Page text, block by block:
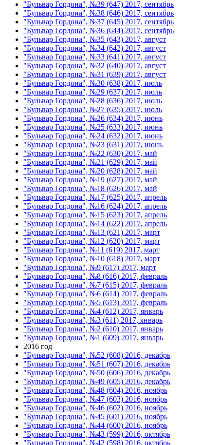
"Бульвар Гордона", №39 (647) 2017, сентябрь
"Бульвар Гордона", №38 (646) 2017, сентябрь
"Бульвар Гордона", №37 (645) 2017, сентябрь
"Бульвар Гордона", №36 (644) 2017, сентябрь
"Бульвар Гордона", №35 (643) 2017, август
"Бульвар Гордона", №34 (642) 2017, август
"Бульвар Гордона", №33 (641) 2017, август
"Бульвар Гордона", №32 (640) 2017, август
"Бульвар Гордона", №31 (639) 2017, август
"Бульвар Гордона", №30 (638) 2017, июль
"Бульвар Гордона", №29 (637) 2017, июль
"Бульвар Гордона", №28 (636) 2017, июль
"Бульвар Гордона", №27 (635) 2017, июль
"Бульвар Гордона", №26 (634) 2017, июнь
"Бульвар Гордона", №25 (633) 2017, июнь
"Бульвар Гордона", №24 (632) 2017, июнь
"Бульвар Гордона", №23 (631) 2017, июнь
"Бульвар Гордона", №22 (630) 2017, май
"Бульвар Гордона", №21 (629) 2017, май
"Бульвар Гордона", №20 (628) 2017, май
"Бульвар Гордона", №19 (627) 2017, май
"Бульвар Гордона", №18 (626) 2017, май
"Бульвар Гордона", №17 (625) 2017, апрель
"Бульвар Гордона", №16 (624) 2017, апрель
"Бульвар Гордона", №15 (623) 2017, апрель
"Бульвар Гордона", №14 (622) 2017, апрель
"Бульвар Гордона", №13 (621) 2017, март
"Бульвар Гордона", №12 (620) 2017, март
"Бульвар Гордона", №11 (619) 2017, март
"Бульвар Гордона", №10 (618) 2017, март
"Бульвар Гордона", №9 (617) 2017, март
"Бульвар Гордона", №8 (616) 2017, февраль
"Бульвар Гордона", №7 (615) 2017, февраль
"Бульвар Гордона", №6 (614) 2017, февраль
"Бульвар Гордона", №5 (613) 2017, февраль
"Бульвар Гордона", №4 (612) 2017, январь
"Бульвар Гордона", №3 (611) 2017, январь
"Бульвар Гордона", №2 (610) 2017, январь
"Бульвар Гордона", №1 (609) 2017, январь
2016 год
"Бульвар Гордона", №52 (608) 2016, декабрь
"Бульвар Гордона", №51 (607) 2016, декабрь
"Бульвар Гордона", №50 (606) 2016, декабрь
"Бульвар Гордона", №49 (605) 2016, декабрь
"Бульвар Гордона", №48 (604) 2016, ноябрь
"Бульвар Гордона", №47 (603) 2016, ноябрь
"Бульвар Гордона", №46 (602) 2016, ноябрь
"Бульвар Гордона", №45 (601) 2016, ноябрь
"Бульвар Гордона", №44 (600) 2016, ноябрь
"Бульвар Гордона", №43 (599) 2016, октябрь
"Бульвар Гордона", №42 (598) 2016, октябрь